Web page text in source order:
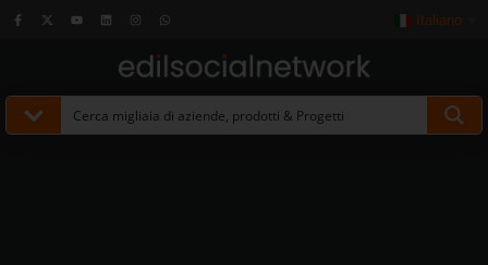
Italiano